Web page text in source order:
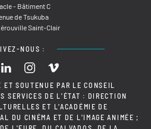
- Bâtiment C
de Tsukuba
Saint-Clair
NOUS :
SOUTENUE PAR LE CONSEIL
SERVICES DE L'ÉTAT : DIRECTION
ET L'ACADÉMIE DE
DU CINÉMA ET DE L'IMAGE ANIMÉE ;